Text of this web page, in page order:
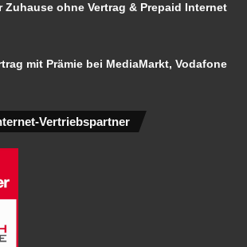
Zuhause ohne Vertrag & Prepaid Internet
mit Prämie bei MediaMarkt, Vodafone
Vertriebspartner